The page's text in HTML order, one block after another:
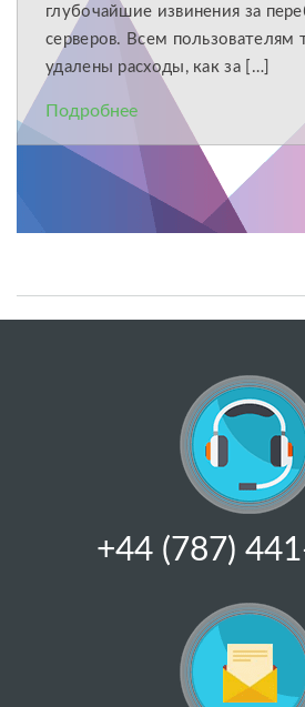
глубочайшие извинения за
серверов. Всем пользователям
удалены расходы, как за […]
Подробнее
+44 (787)